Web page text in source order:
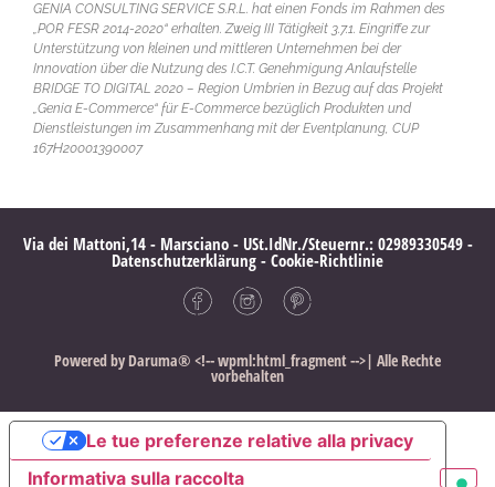
GENIA CONSULTING SERVICE S.R.L. hat einen Fonds im Rahmen des
„POR FESR 2014-2020“ erhalten. Zweig III Tätigkeit 3.7.1. Eingriffe zur
Unterstützung von kleinen und mittleren Unternehmen bei der
Innovation über die Nutzung des I.C.T. Genehmigung Anlaufstelle
BRIDGE TO DIGITAL 2020 – Region Umbrien in Bezug auf das Projekt
„Genia E-Commerce“ für E-Commerce bezüglich Produkten und
Dienstleistungen im Zusammenhang mit der Eventplanung, CUP
167H20001390007
Via dei Mattoni,14 - Marsciano - USt.IdNr./Steuernr.: 02989330549 -
Datenschutzerklärung - Cookie-Richtlinie
Powered by Daruma® <!-- wpml:html_fragment -->| Alle Rechte
vorbehalten
Informativa sulla raccolta
Le tue preferenze relative alla privacy